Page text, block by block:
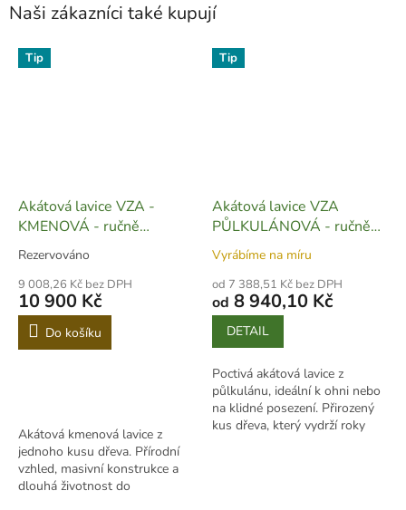
Naši zákazníci také kupují
Tip
Akátová lavice VZA -
KMENOVÁ - ručně
vyrobená - PK001
Rezervováno
9 008,26 Kč bez DPH
10 900 Kč
Do košíku
Akátová kmenová lavice z
jednoho kusu dřeva. Přírodní
vzhled, masivní konstrukce a
dlouhá životnost do
Tip
Akátová lavice VZA
PŮLKULÁNOVÁ - ručně
vyrobená - L01
Vyrábíme na míru
od 7 388,51 Kč bez DPH
od 8 940,10 Kč
DETAIL
Poctivá akátová lavice z
půlkulánu, ideální k ohni nebo
na klidné posezení. Přirozený
kus dřeva, který vydrží roky